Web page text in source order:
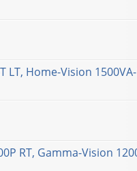
LT, Home-Vision
RT, Gamma-Vision